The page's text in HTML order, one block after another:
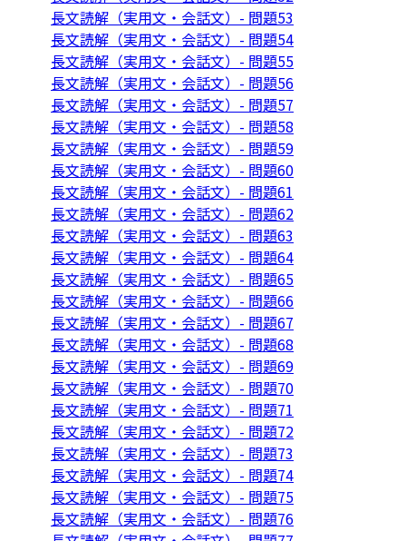
長文読解（実用文・会話文）- 問題53
長文読解（実用文・会話文）- 問題54
長文読解（実用文・会話文）- 問題55
長文読解（実用文・会話文）- 問題56
長文読解（実用文・会話文）- 問題57
長文読解（実用文・会話文）- 問題58
長文読解（実用文・会話文）- 問題59
長文読解（実用文・会話文）- 問題60
長文読解（実用文・会話文）- 問題61
長文読解（実用文・会話文）- 問題62
長文読解（実用文・会話文）- 問題63
長文読解（実用文・会話文）- 問題64
長文読解（実用文・会話文）- 問題65
長文読解（実用文・会話文）- 問題66
長文読解（実用文・会話文）- 問題67
長文読解（実用文・会話文）- 問題68
長文読解（実用文・会話文）- 問題69
長文読解（実用文・会話文）- 問題70
長文読解（実用文・会話文）- 問題71
長文読解（実用文・会話文）- 問題72
長文読解（実用文・会話文）- 問題73
長文読解（実用文・会話文）- 問題74
長文読解（実用文・会話文）- 問題75
長文読解（実用文・会話文）- 問題76